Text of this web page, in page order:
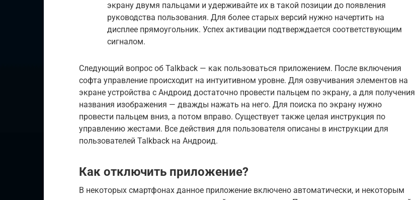
экрану двумя пальцами и удерживайте их в такой позиции до появления
руководства пользования. Для более старых версий нужно начертить на
дисплее прямоугольник. Успех активации подтверждается соответствующим
сигналом.
Следующий вопрос об Talkback — как пользоваться приложением. После включения
софта управление происходит на интуитивном уровне. Для озвучивания элементов на
экране устройства с Андроид достаточно провести пальцем по экрану, а для получения
названия изображения — дважды нажать на него. Для поиска по экрану нужно
провести пальцем вниз, а потом вправо. Существует также целая инструкция по
управлению жестами. Все действия для пользователя описаны в инструкции для
пользователей Talkback на Андроид.
Как отключить приложение?
В некоторых смартфонах данное приложение включено автоматически, и некоторым